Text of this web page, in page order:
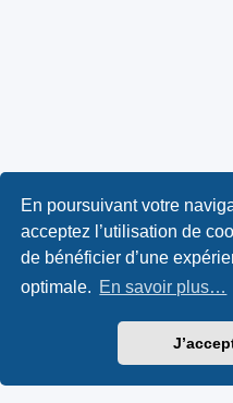
En poursuivant votre
acceptez l’utilisation de
de bénéficier d’une
optimale. En savoir plus…